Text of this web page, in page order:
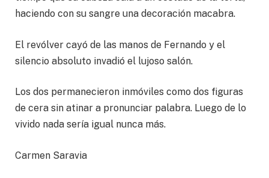
haciendo con su sangre una decoración macabra.
El revólver cayó de las manos de Fernando y el
silencio absoluto invadió el lujoso salón.
Los dos permanecieron inmóviles como dos figuras
de cera sin atinar a pronunciar palabra. Luego de lo
vivido nada sería igual nunca más.
Carmen Saravia